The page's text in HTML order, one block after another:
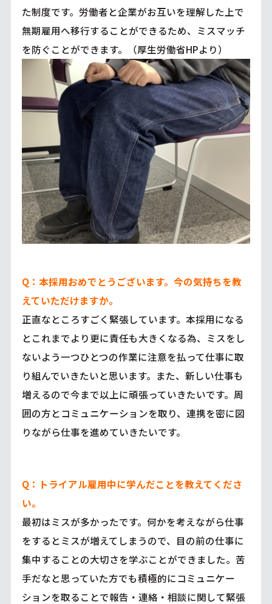
た制度です。労働者と企業がお互いを理解した上で
無期雇用へ移行することができるため、ミスマッチ
を防ぐことができます。（厚生労働省HPより）
Q：本採用おめでとうございます。今の気持ちを教
えていただけますか。
正直なところすごく緊張しています。本採用になる
とこれまでより更に責任も大きくなる為、ミスをし
ないよう一つひとつの作業に注意を払って仕事に取
り組んでいきたいと思います。また、新しい仕事も
増えるので今まで以上に頑張っていきたいです。周
囲の方とコミュニケーションを取り、連携を密に図
りながら仕事を進めていきたいです。
Q：トライアル雇用中に学んだことを教えてくださ
い。
最初はミスが多かったです。何かを考えながら仕事
をするとミスが増えてしまうので、目の前の仕事に
集中することの大切さを学ぶことができました。苦
手だなと思っていた方でも積極的にコミュニケー
ションを取ることで報告・連絡・相談に関して緊張